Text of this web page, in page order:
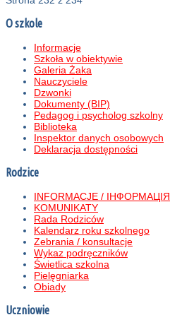
O szkole
Informacje
Szkoła w obiektywie
Galeria Żaka
Nauczyciele
Dzwonki
Dokumenty (BIP)
Pedagog i psycholog szkolny
Biblioteka
Inspektor danych osobowych
Deklaracja dostępności
Rodzice
INFORMACJE / ІНФОРМАЦІЯ
KOMUNIKATY
Rada Rodziców
Kalendarz roku szkolnego
Zebrania / konsultacje
Wykaz podręczników
Świetlica szkolna
Pielęgniarka
Obiady
Uczniowie